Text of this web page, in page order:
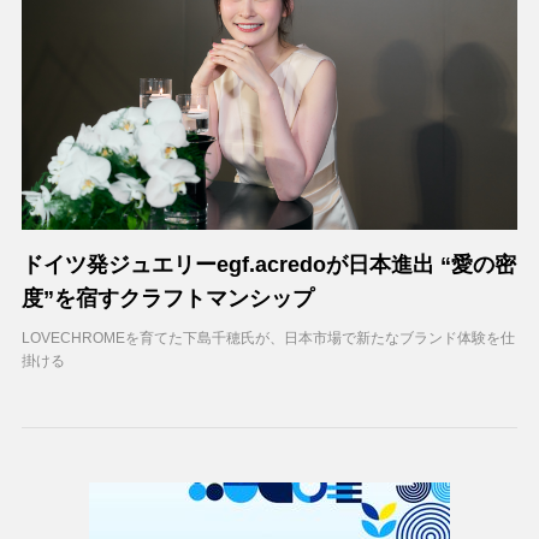
ドイツ発ジュエリーegf.acredoが日本進出 “愛の密
度”を宿すクラフトマンシップ
LOVECHROMEを育てた下島千穂氏が、日本市場で新たなブランド体験を仕
掛ける